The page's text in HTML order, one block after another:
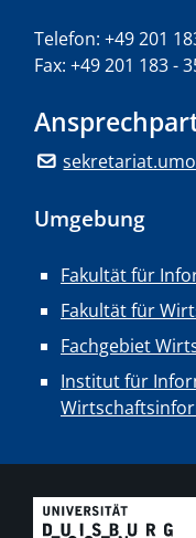
Telefon: +49 201
Fax: +49 201 183 -
Umgebung
Fakultät für
Fakultät für
Fachgebiet
Institut für